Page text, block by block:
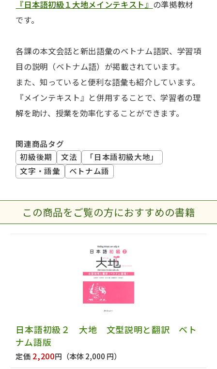
『日本語初級１大地メインテキスト』 の準拠教材
です。
各課の本文会話と新出語彙のベトナム語訳、学習項
目の説明（ベトナム語）が掲載されています。
また、知っていると便利な語彙も紹介しています。
『メインテキスト』と併用することで、学習者の理
解を助け、授業を効率化することができます。
関連商品タグ
初級後期
文法
「日本語初級大地」
文字・語彙
ベトナム語
この商品をご覧の方におすすめの書籍
日本語初級２ 大地 文型説明と翻訳 ベト
ナム語版
定価 2,200円 （本体 2,000 円）